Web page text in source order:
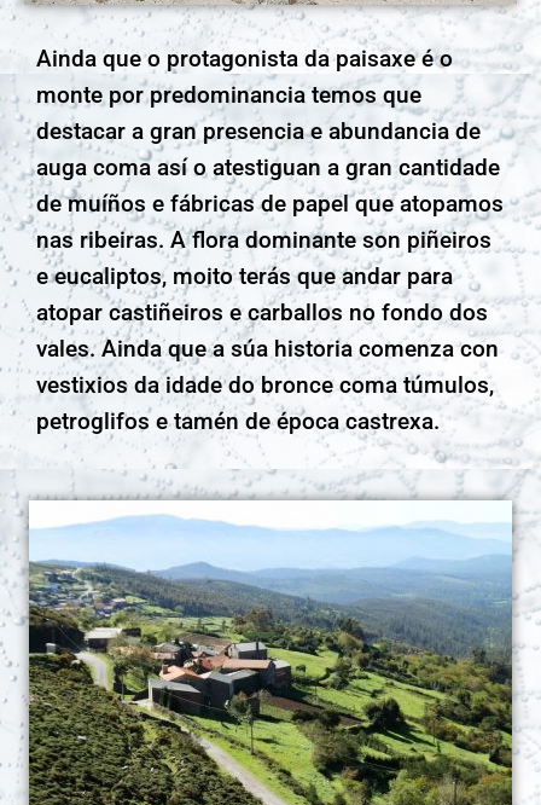
Ainda que o protagonista da paisaxe é o
monte por predominancia temos que
destacar a gran presencia e abundancia de
auga coma así o atestiguan a gran cantidade
de muíños e fábricas de papel que atopamos
nas ribeiras. A flora dominante son piñeiros
e eucaliptos, moito terás que andar para
atopar castiñeiros e carballos no fondo dos
vales. Ainda que a súa historia comenza con
vestixios da idade do bronce coma túmulos,
petroglifos e tamén de época castrexa.